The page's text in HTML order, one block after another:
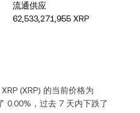
流通供应
62,533,271,955 XRP
XRP (XRP) 的当前价格为
0.00% ，过去 7 天内下跌了